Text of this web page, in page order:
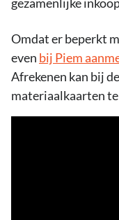
Omdat er beperkt
even bij Piem
Afrekenen kan bij
materiaalkaarten